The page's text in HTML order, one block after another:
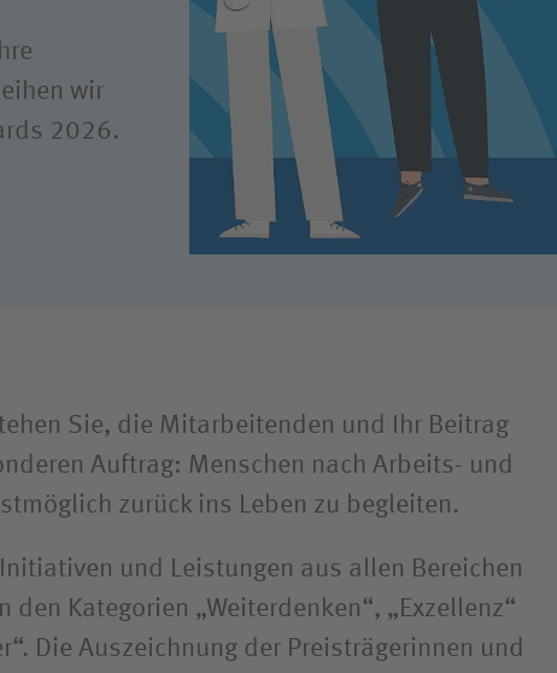
Parasport
und
wir
2026.
Sie, die Mitarbeitenden und Ihr Beitrag
Auftrag: Menschen nach Arbeits- und
zurück ins Leben zu begleiten.
und Leistungen aus allen Bereichen
den Kategorien „Weiterdenken“, „Exzellenz“
Die Auszeichnung der Preisträgerinnen und